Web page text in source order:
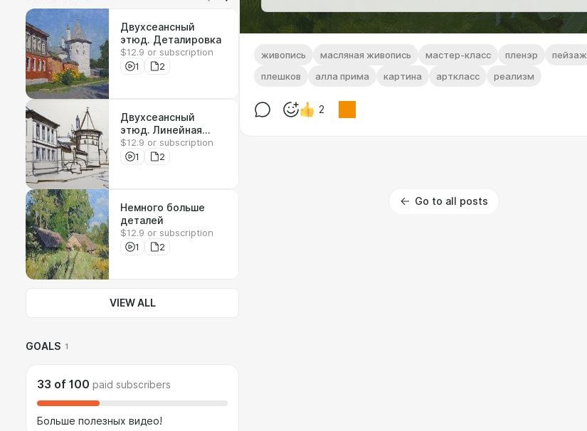
Двухсеансный
этюд. Деталировка
$12.9 or subscription
1
2
Двухсеансный
этюд. Линейная
перспектива
$12.9 or subscription
1
2
Немного больше
деталей
$12.9 or subscription
1
2
VIEW ALL
GOALS 1
33 of 100 paid subscribers
Больше полезных видео!
живопись масляная живопись мастер-класс пленэр
пейзаж
плешков
алла прима картина арткласс реализм
2
Go to all posts